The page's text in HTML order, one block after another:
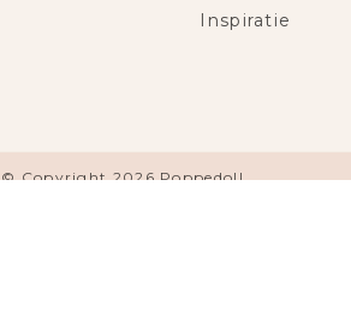
Inspiratie
© Copyright 2026 Poppedoll